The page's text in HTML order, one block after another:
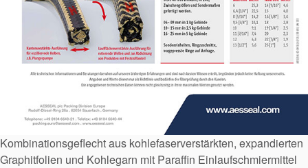
Standards
Kontaktieren Sie uns
Standorte
Neuigkeiten
Nachhaltigkeit
Kombinationsgeflecht aus kohlefaserverstärkten, expandierten
Graphitfolien und Kohlegarn mit Paraffin Einlaufschmiermittel